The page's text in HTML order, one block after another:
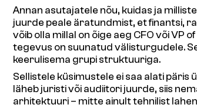
Annan asutajatele nõu, kuidas ja
juurde peale äratundmist, et finantsi,
võib olla millal on õige aeg CFO või
tegevus on suunatud välisturgudele.
keerulisema grupi struktuuriga.
Sellistele küsimustele ei saa alati
läheb juristi või audiitori juurde, siis
arhitektuuri – mitte ainult tehnilist